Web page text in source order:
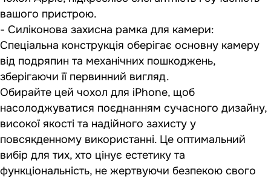
вашого пристрою.
- Силіконова захисна рамка для камери:
Спеціальна конструкція оберігає основну камеру
від подряпин та механічних пошкоджень,
зберігаючи її первинний вигляд.
Обирайте цей чохол для iPhone, щоб
насолоджуватися поєднанням сучасного дизайну,
високої якості та надійного захисту у
повсякденному використанні. Це оптимальний
вибір для тих, хто цінує естетику та
функціональність, не жертвуючи безпекою свого